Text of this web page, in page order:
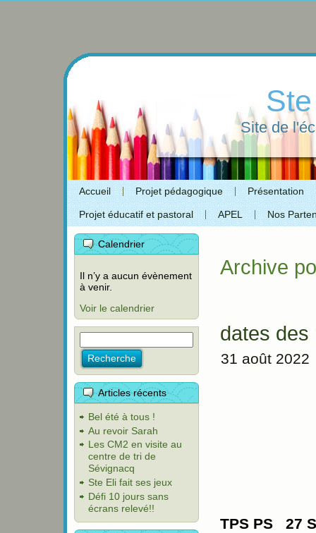
Site de
Accueil Projet pédagogique Présentation
Projet éducatif et pastoral APEL Nos
Calendrier
Il n’y a aucun évènement
à venir.
Voir le calendrier
Articles récents
Bel été à tous !
Au revoir Sarah
Les CM2 en visite au
centre de tri de
Sévignacq
Ste Eli fait ses jeux
Défi 10 jours sans
écrans relevé!!
Archive
dates des
31 août 2022
TPS PS 27